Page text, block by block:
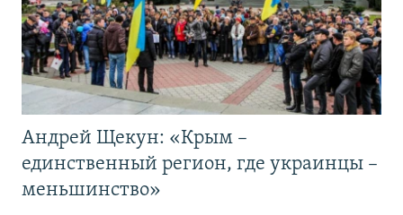
Андрей Щекун: «Крым –
единственный регион, где украинцы –
меньшинство»